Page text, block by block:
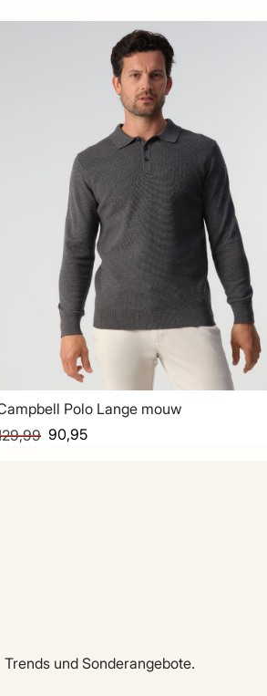
Polo Lange mouw
90,95
und Sonderangebote.